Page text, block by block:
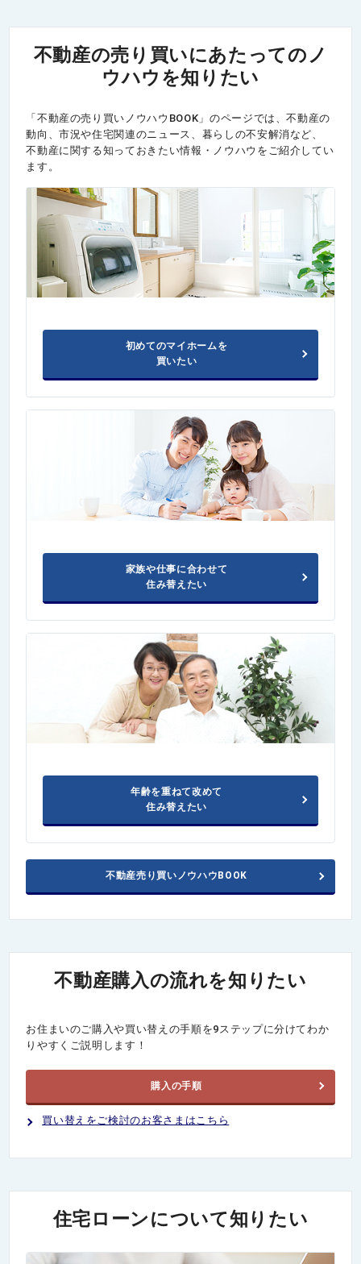
不動産の売り買いにあたってのノ
ウハウを知りたい
「不動産の売り買いノウハウBOOK」のページでは、不動産の
動向、市況や住宅関連のニュース、暮らしの不安解消など、
不動産に関する知っておきたい情報・ノウハウをご紹介してい
ます。
初めてのマイホームを
買いたい
家族や仕事に合わせて
住み替えたい
年齢を重ねて改めて
住み替えたい
不動産売り買いノウハウBOOK
不動産購入の流れを知りたい
お住まいのご購入や買い替えの手順を9ステップに分けてわか
りやすくご説明します！
購入の手順
買い替えをご検討のお客さまはこちら
住宅ローンについて知りたい